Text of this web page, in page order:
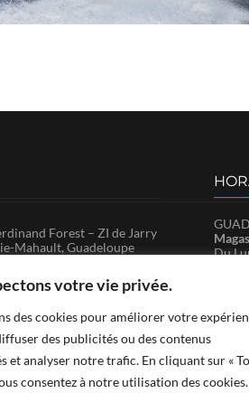
votre vie privée.
des cookies pour améliorer votre
des publicités ou des contenus
et analyser notre trafic. En cliquant sur «
consentez à notre utilisation des cookies.
Forest – ZI de Jarry
Mahault, Guadeloupe
Marigot, Saint-
97
Du
Du
Du
14h-
Le